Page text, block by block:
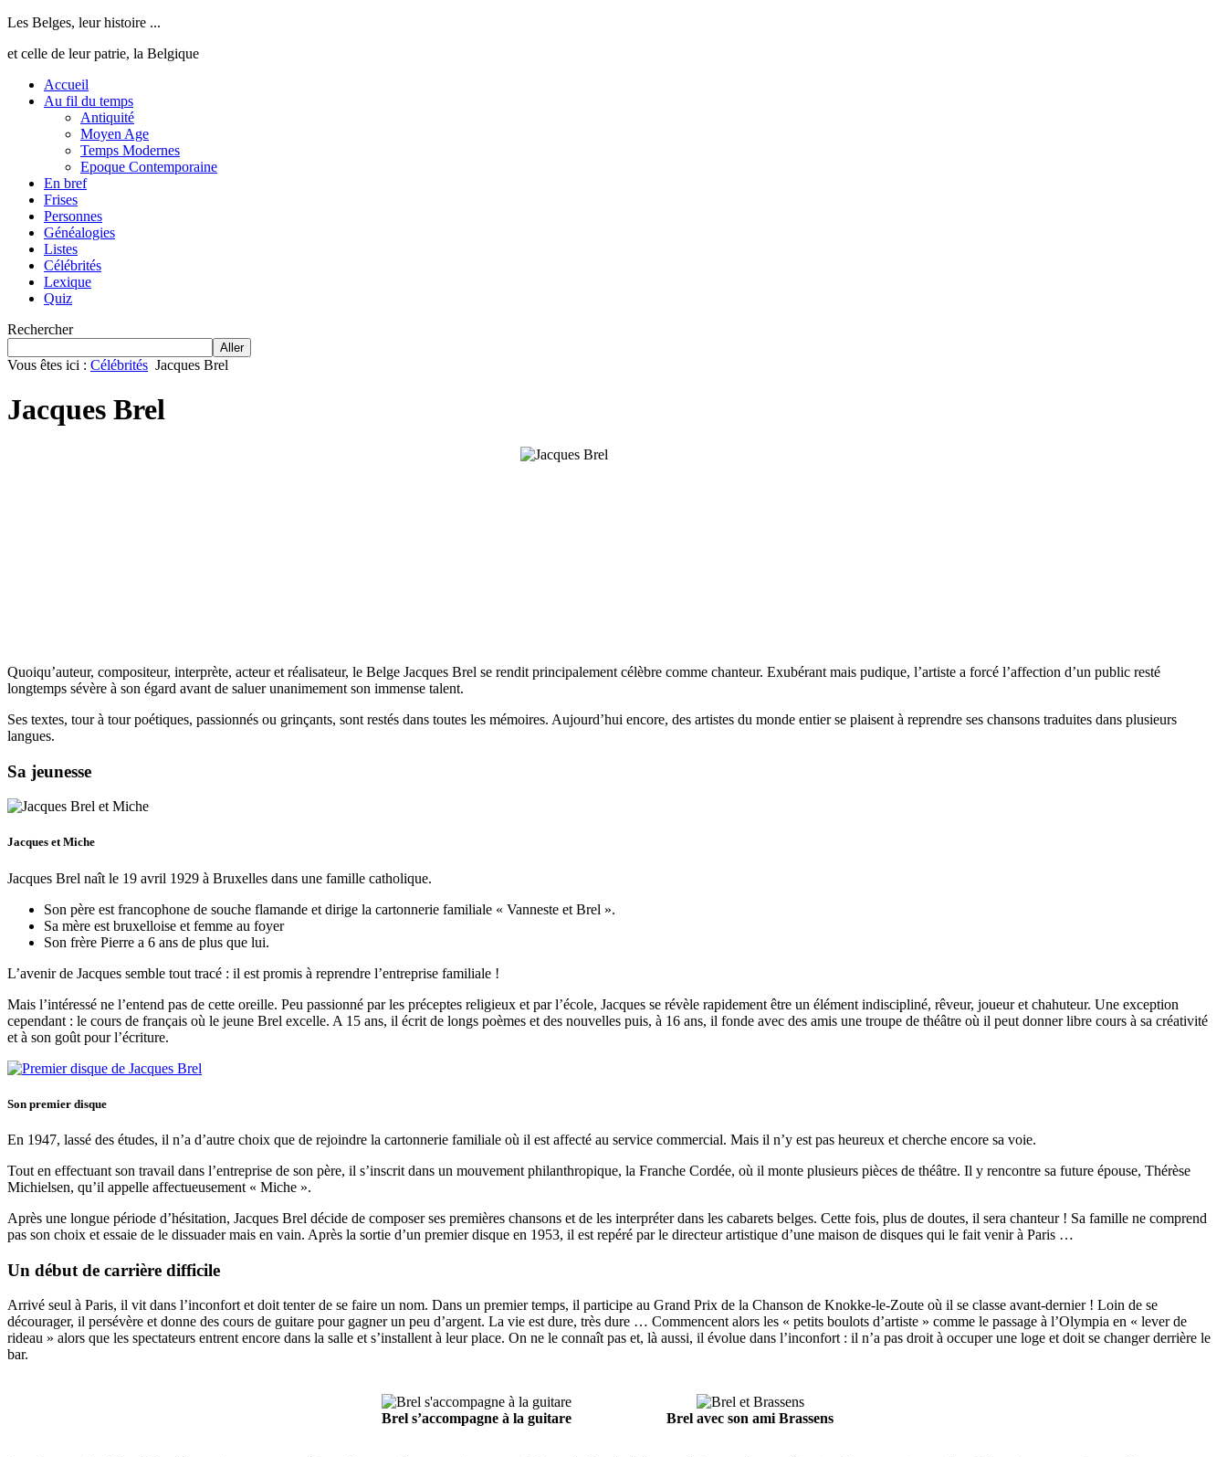
Les Belges, leur histoire ...
et celle de leur patrie, la Belgique
Accueil
Au fil du temps
Antiquité
Moyen Age
Temps Modernes
Epoque Contemporaine
En bref
Frises
Personnes
Généalogies
Listes
Célébrités
Lexique
Quiz
Rechercher
Aller
Vous êtes ici : Célébrités Jacques Brel
Jacques Brel
Quoiqu’auteur, compositeur, interprète, acteur et réalisateur, le Belge Jacques Brel se rendit principalement célèbre comme chanteur. Exubérant mais pudique, l’artiste a forcé l’affection d’un public resté
longtemps sévère à son égard avant de saluer unanimement son immense talent.
Ses textes, tour à tour poétiques, passionnés ou grinçants, sont restés dans toutes les mémoires. Aujourd’hui encore, des artistes du monde entier se plaisent à reprendre ses chansons traduites dans plusieurs
langues.
Sa jeunesse
Jacques et Miche
Jacques Brel naît le 19 avril 1929 à Bruxelles dans une famille catholique.
Son père est francophone de souche flamande et dirige la cartonnerie familiale « Vanneste et Brel ».
Sa mère est bruxelloise et femme au foyer
Son frère Pierre a 6 ans de plus que lui.
L’avenir de Jacques semble tout tracé : il est promis à reprendre l’entreprise familiale !
Mais l’intéressé ne l’entend pas de cette oreille. Peu passionné par les préceptes religieux et par l’école, Jacques se révèle rapidement être un élément indiscipliné, rêveur, joueur et chahuteur. Une exception
cependant : le cours de français où le jeune Brel excelle. A 15 ans, il écrit de longs poèmes et des nouvelles puis, à 16 ans, il fonde avec des amis une troupe de théâtre où il peut donner libre cours à sa créativité
et à son goût pour l’écriture.
Son premier disque
En 1947, lassé des études, il n’a d’autre choix que de rejoindre la cartonnerie familiale où il est affecté au service commercial. Mais il n’y est pas heureux et cherche encore sa voie.
Tout en effectuant son travail dans l’entreprise de son père, il s’inscrit dans un mouvement philanthropique, la Franche Cordée, où il monte plusieurs pièces de théâtre. Il y rencontre sa future épouse, Thérèse
Michielsen, qu’il appelle affectueusement « Miche ».
Après une longue période d’hésitation, Jacques Brel décide de composer ses premières chansons et de les interpréter dans les cabarets belges. Cette fois, plus de doutes, il sera chanteur ! Sa famille ne comprend
pas son choix et essaie de le dissuader mais en vain. Après la sortie d’un premier disque en 1953, il est repéré par le directeur artistique d’une maison de disques qui le fait venir à Paris …
Un début de carrière difficile
Arrivé seul à Paris, il vit dans l’inconfort et doit tenter de se faire un nom. Dans un premier temps, il participe au Grand Prix de la Chanson de Knokke-le-Zoute où il se classe avant-dernier ! Loin de se
décourager, il persévère et donne des cours de guitare pour gagner un peu d’argent. La vie est dure, très dure … Commencent alors les « petits boulots d’artiste » comme le passage à l’Olympia en « lever de
rideau » alors que les spectateurs entrent encore dans la salle et s’installent à leur place. On ne le connaît pas et, là aussi, il évolue dans l’inconfort : il n’a pas droit à occuper une loge et doit se changer derrière le
bar.
Brel s’accompagne à la guitare Brel avec son ami Brassens